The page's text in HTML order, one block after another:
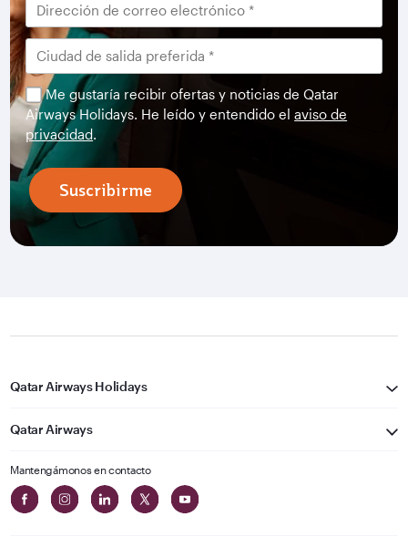
Me gustaría recibir ofertas y noticias de Qatar
Airways Holidays. He leído y entendido elaviso de
privacidad.
Suscribirme
Qatar Airways Holidays
Qatar Airways
Mantengámonos en contacto